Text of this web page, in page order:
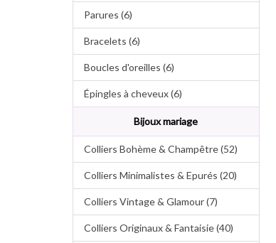
Parures (6)
Bracelets (6)
Boucles d'oreilles (6)
Épingles à cheveux (6)
Bijoux mariage
Colliers Bohème & Champêtre (52)
Colliers Minimalistes & Epurés (20)
Colliers Vintage & Glamour (7)
Colliers Originaux & Fantaisie (40)